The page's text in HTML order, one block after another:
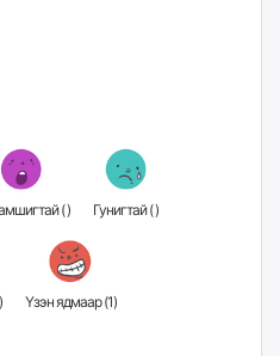
Гайхамшигтай () Гунигтай ()
) Үзэн ядмаар (1)